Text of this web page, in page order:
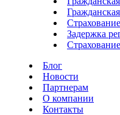
Задержка
Блог
Новости
Партнерам
О компании
Контакты